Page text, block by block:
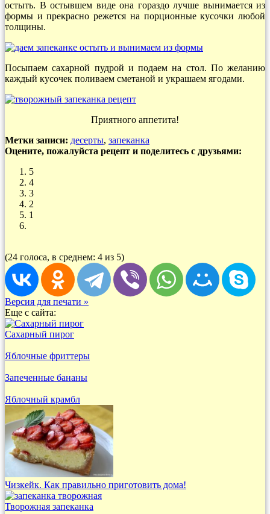
остыть. В остывшем виде она гораздо лучше вынимается из
формы и прекрасно режется на порционные кусочки любой
толщины.
Посыпаем сахарной пудрой и подаем на стол. По желанию
каждый кусочек поливаем сметаной и украшаем ягодами.
Приятного аппетита!
Метки записи: десерты, запеканка
Оцените, пожалуйста рецепт и поделитесь с друзьями:
5
4
3
2
1
(24 голоса, в среднем: 4 из 5)
Версия для печати »
Еще с сайта:
Сахарный пирог
Яблочные фриттеры
Запеченные бананы
Яблочный крамбл
Чизкейк. Как правильно приготовить дома!
Творожная запеканка